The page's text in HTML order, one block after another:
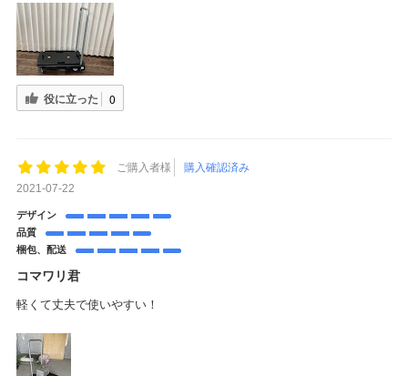
役に立った 0
ご購入者様
購入確認済み
2021-07-22
デザイン
品質
梱包、配送
コマワリ君
軽くて丈夫で使いやすい！